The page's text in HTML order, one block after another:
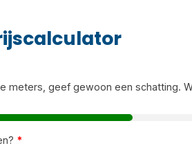
meters, geef gewoon een schatting.
*